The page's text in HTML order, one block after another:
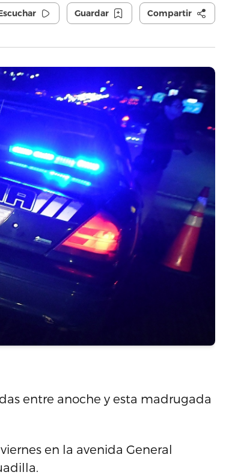
Guardar Compartir
entre anoche y esta madrugada
en la avenida General